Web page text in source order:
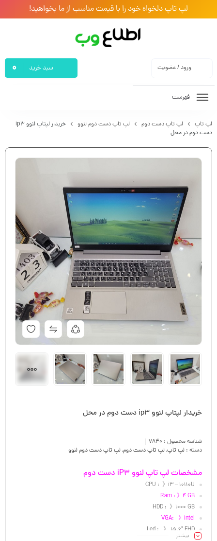
لپ تاپ دلخواه خود را با قیمت مناسب از ما بخواهید!
ورود / عضویت سبد خرید 0
فهرست
لپ تاپ لپ تاپ دست دوم لپ تاپ دست دوم لنوو
خریدار لپتاپ لنوو ip3
دست دوم در محل
خریدار لپتاپ لنوو ip3 دست دوم در محل
شناسه محصول : 7840
دسته : لپ تاپ,لپ تاپ دست دوم,لپ تاپ دست دوم لنوو
مشخصات لپ تاپ لنوو iP3 دست دوم
CPU : 》i3 – 10110U
Ram : 》4 GB
HDD : 》1000 GB
VGA: 》intel
Led : 》 15.6″ FHD
بیشـتر